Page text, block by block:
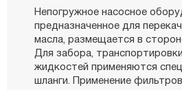
Непогружное насосное
предназначенное для
масла, размещается в
Для забора,
жидкостей применяются
шланги. Применение